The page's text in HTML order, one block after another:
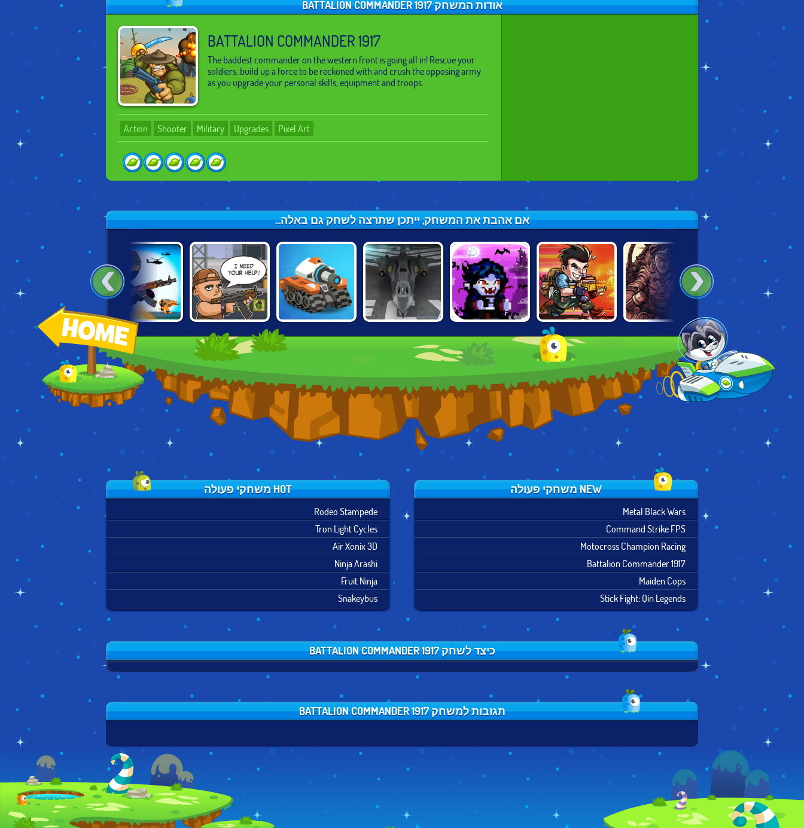
אודות המשחק BATTALION COMMANDER 1917
BATTALION COMMANDER 1917
The baddest commander on the western front is going all in! Rescue your
soldiers, build up a force to be reckoned with and crush the opposing army
as you upgrade your personal skills, equipment and troops.
Action Shooter Military Upgrades Pixel Art
אם אהבת את המשחק, ייתכן שתרצה לשחק גם באלה...
ZOMBIE HERO
WINGS.IO
METAL BLACK
WARS
FRANKENSTEIN
AND THE
WEREWOLF
COMBAT X
SUPER TANKERS
ANTI TERRORIST
RUSH
STICKMAN
MAVERICK
STRIKE FORCE
HEROES 3
HOT משחקי פעולה
Rodeo Stampede
Tron Light Cycles
Air Xonix 3D
Ninja Arashi
Fruit Ninja
Snakeybus
NEW משחקי פעולה
Metal Black Wars
Command Strike FPS
Motocross Champion Racing
Battalion Commander 1917
Maiden Cops
Stick Fight: Qin Legends
כיצד לשחק BATTALION COMMANDER 1917
תגובות למשחק BATTALION COMMANDER 1917